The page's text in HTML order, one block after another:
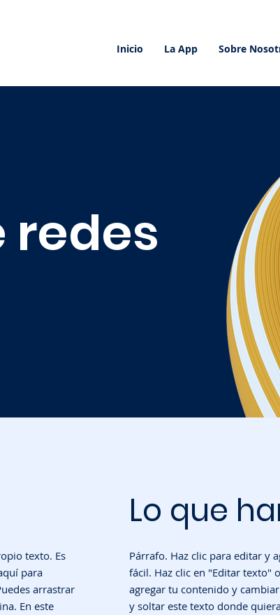
Inicio La App Sobre
redes
texto. Es
para
arrastrar
En este
Lo que
Párrafo. Haz clic para editar y
fácil. Haz clic en "Editar texto"
agregar tu contenido y
y soltar este texto donde